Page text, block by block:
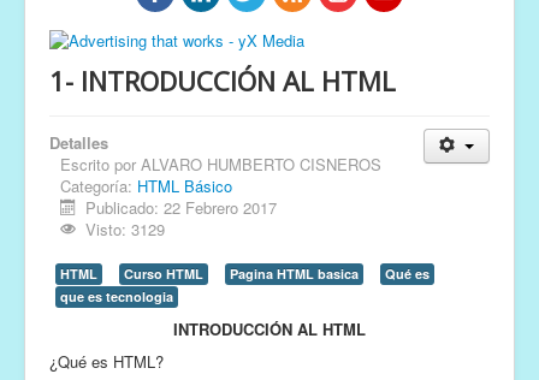
1- INTRODUCCIÓN AL HTML
Detalles
Escrito por ALVARO HUMBERTO CISNEROS
Categoría: HTML Básico
Publicado: 22 Febrero 2017
Visto: 3129
HTML Curso HTML Pagina HTML basica
Qué es
que es tecnologia
INTRODUCCIÓN AL HTML
¿Qué es HTML?